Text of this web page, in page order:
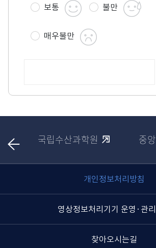
보통 불만
매우불만
이
국립수산과학원 중
개인정보처리방침
영상정보처리기기 운영·관
찾아오시는길